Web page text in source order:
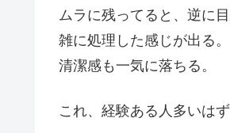
ムラに残ってると、逆に目
雑に処理した感じが出る。
清潔感も一気に落ちる。
これ、経験ある人多いはず